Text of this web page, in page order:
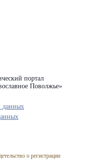
портал
Поволжье»
о регистрации
данных